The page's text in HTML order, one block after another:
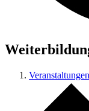
Veranstaltungen